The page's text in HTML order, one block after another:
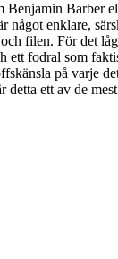
Benjamin Barber
något enklare,
filen. För det
ett fodral som
på varje
detta ett av de